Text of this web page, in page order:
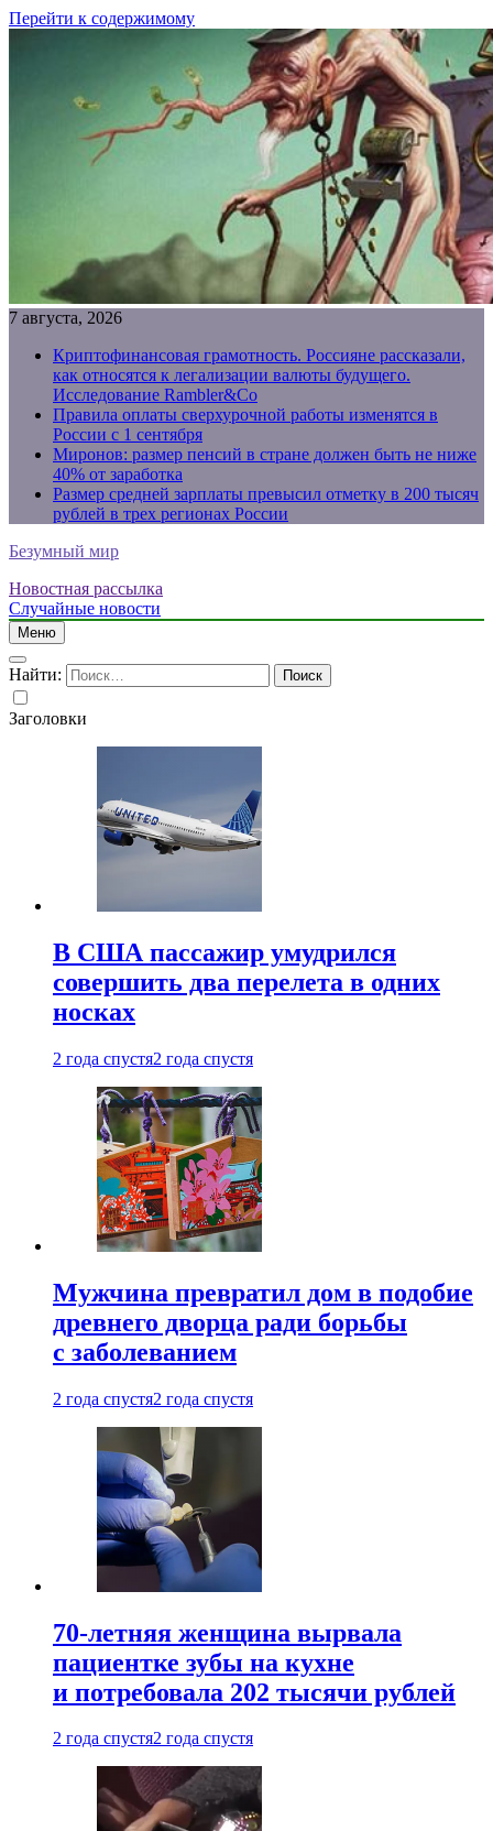
Перейти к содержимому
7 августа, 2026
Криптофинансовая грамотность. Россияне рассказали,
как относятся к легализации валюты будущего.
Исследование Rambler&Co
Правила оплаты сверхурочной работы изменятся в
России с 1 сентября
Миронов: размер пенсий в стране должен быть не ниже
40% от заработка
Размер средней зарплаты превысил отметку в 200 тысяч
рублей в трех регионах России
Безумный мир
Новостная рассылка
Случайные новости
Меню
Найти:
Заголовки
В США пассажир умудрился
совершить два перелета в одних
носках
2 года спустя2 года спустя
Мужчина превратил дом в подобие
древнего дворца ради борьбы
с заболеванием
2 года спустя2 года спустя
70-летняя женщина вырвала
пациентке зубы на кухне
и потребовала 202 тысячи рублей
2 года спустя2 года спустя